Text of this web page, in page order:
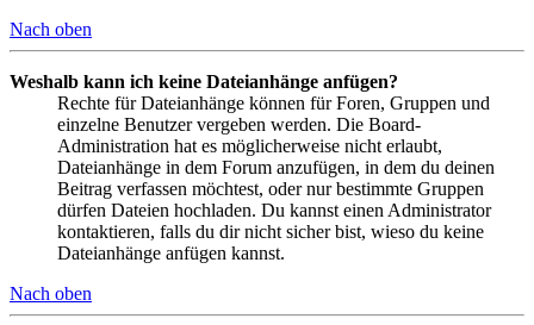
Nach oben
Weshalb kann ich keine Dateianhänge anfügen?
Rechte für Dateianhänge können für Foren, Gruppen und
einzelne Benutzer vergeben werden. Die Board-
Administration hat es möglicherweise nicht erlaubt,
Dateianhänge in dem Forum anzufügen, in dem du deinen
Beitrag verfassen möchtest, oder nur bestimmte Gruppen
dürfen Dateien hochladen. Du kannst einen Administrator
kontaktieren, falls du dir nicht sicher bist, wieso du keine
Dateianhänge anfügen kannst.
Nach oben